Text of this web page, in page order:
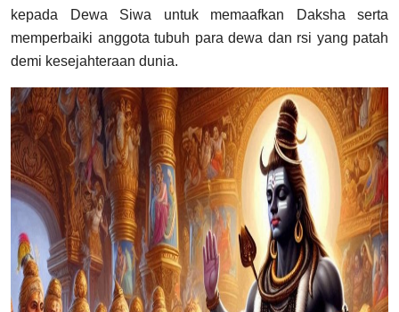
kepada Dewa Siwa untuk memaafkan Daksha serta
memperbaiki anggota tubuh para dewa dan rsi yang patah
demi kesejahteraan dunia.